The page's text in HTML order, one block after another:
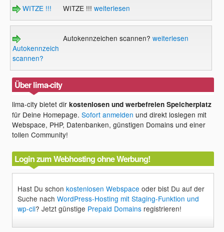
WITZE !!! WITZE !!! weiterlesen
Autokennzeichen
scannen?
Autokennzeichen scannen? weiterlesen
Über lima-city
lima-city bietet dirkostenlosen und werbefreien Speicherplatz
für Deine Homepage.Sofort anmelden und direkt loslegen mit
Webspace, PHP, Datenbanken, günstigen Domains und einer
tollen Community!
Login zum Webhosting ohne Werbung!
Hast Du schonkostenlosen Webspace oder bist Du auf der
Suche nachWordPress-Hosting mit Staging-Funktion und
wp-cli? Jetzt günstige Prepaid Domains registrieren!